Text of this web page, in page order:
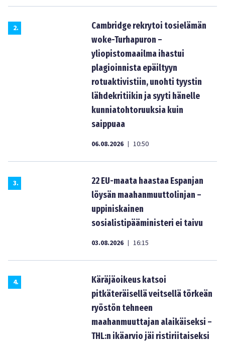
2.
Cambridge rekrytoi tosielämän
woke-Turhapuron –
yliopistomaailma ihastui
plagioinnista epäiltyyn
rotuaktivistiin, unohti tyystin
lähdekritiikin ja syyti hänelle
kunniatohtoruuksia kuin
saippuaa
06.08.2026 | 10:50
3.
22 EU-maata haastaa Espanjan
löysän maahanmuuttolinjan –
uppiniskainen
sosialistipääministeri ei taivu
03.08.2026 | 16:15
4.
Käräjäoikeus katsoi
pitkäteräisellä veitsellä törkeän
ryöstön tehneen
maahanmuuttajan alaikäiseksi –
THL:n ikäarvio jäi ristiriitaiseksi